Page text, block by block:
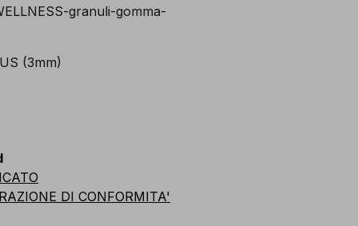
DI CONFORMITA'